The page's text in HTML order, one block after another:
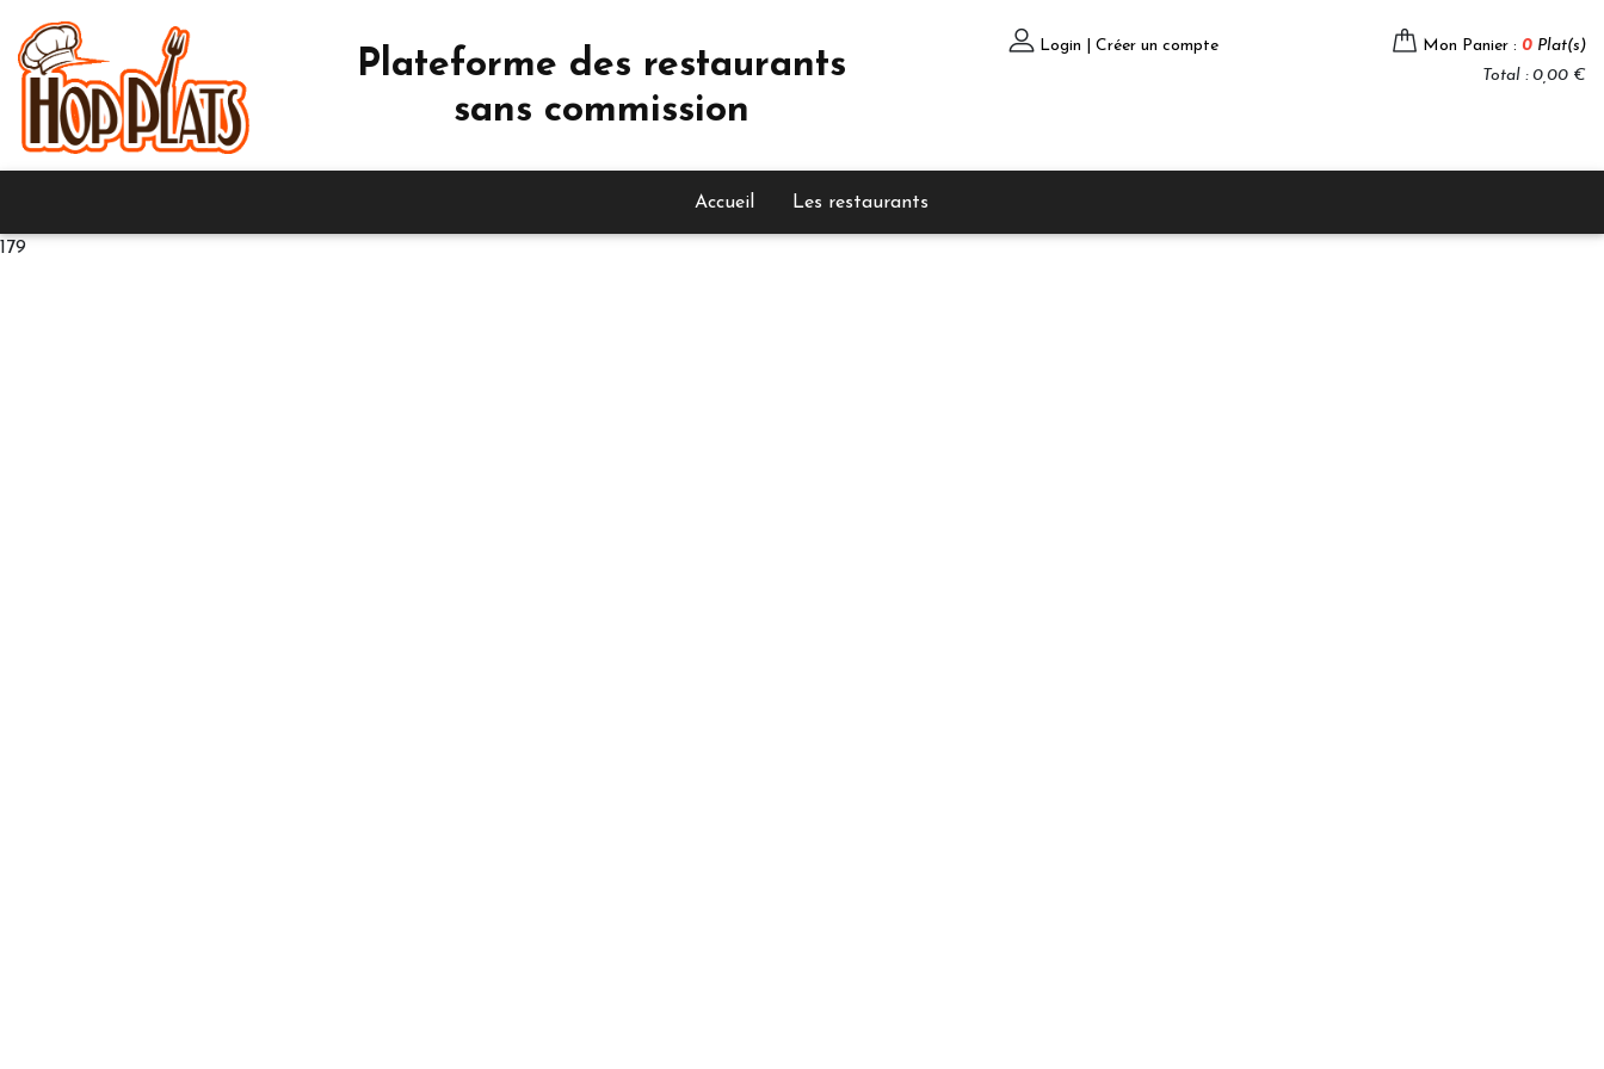
Plateforme des restaurants
sans commission
Login | Créer un compte Mon Panier : 0 Plat(s)
Total : 0,00 €
Accueil Les restaurants
179